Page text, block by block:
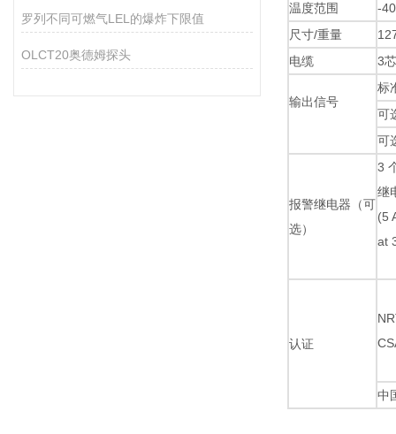
罗列不同可燃气LEL的爆炸下限值
OLCT20奥德姆探头
温度范围
-
尺寸/重量
电缆
3
输出信号
标
可
可
报警继电器（可
选）
3
继
(5
at
认证
中